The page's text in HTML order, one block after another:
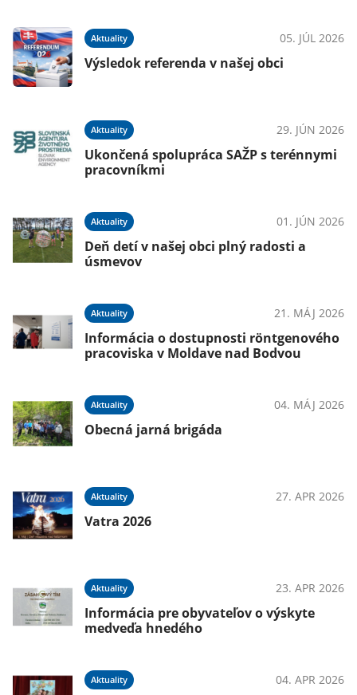
Aktuality 05. JÚL 2026
Výsledok referenda v našej obci
Aktuality 29. JÚN 2026
Ukončená spolupráca SAŽP s terénnymi
pracovníkmi
Aktuality 01. JÚN 2026
Deň detí v našej obci plný radosti a
úsmevov
Aktuality 21. MÁJ 2026
Informácia o dostupnosti röntgenového
pracoviska v Moldave nad Bodvou
Aktuality 04. MÁJ 2026
Obecná jarná brigáda
Aktuality 27. APR 2026
Vatra 2026
Aktuality 23. APR 2026
Informácia pre obyvateľov o výskyte
medveďa hnedého
Aktuality 04. APR 2026